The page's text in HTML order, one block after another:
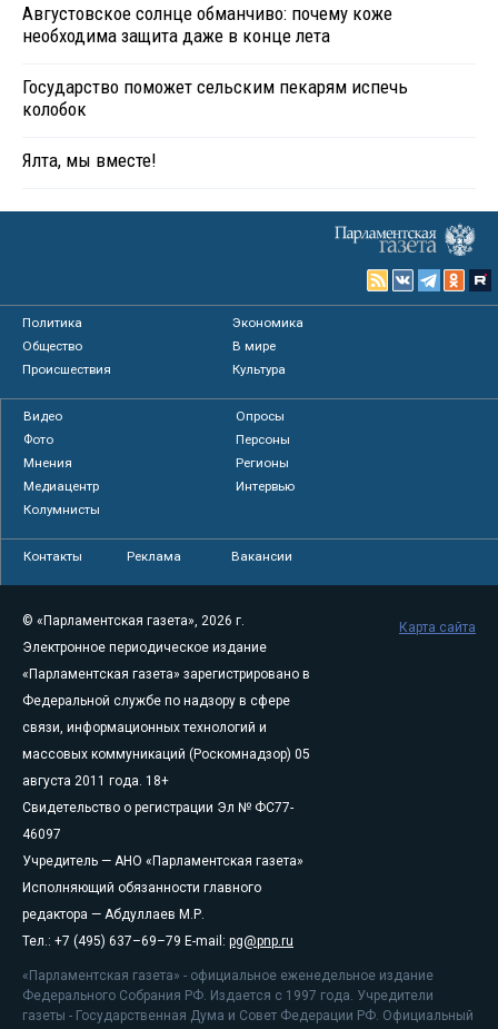
Августовское солнце обманчиво: почему коже
необходима защита даже в конце лета
Государство поможет сельским пекарям испечь
колобок
Ялта, мы вместе!
Политика
Экономика
Общество
В мире
Происшествия
Культура
Видео
Опросы
Фото
Персоны
Мнения
Регионы
Медиацентр
Интервью
Колумнисты
Контакты Реклама Вакансии
© «Парламентская газета», 2026 г.
Электронное периодическое издание
«Парламентская газета» зарегистрировано в
Федеральной службе по надзору в сфере
связи, информационных технологий и
массовых коммуникаций (Роскомнадзор) 05
августа 2011 года. 18+
Свидетельство о регистрации Эл № ФС77-
46097
Учредитель — АНО «Парламентская газета»
Исполняющий обязанности главного
редактора — Абдуллаев М.Р.
Тел.: +7 (495) 637–69–79 E-mail: pg@pnp.ru
«Парламентская газета» - официальное еженедельное издание
Федерального Собрания РФ. Издается с 1997 года. Учредители
газеты - Государственная Дума и Совет Федерации РФ. Официальный
Карта сайта